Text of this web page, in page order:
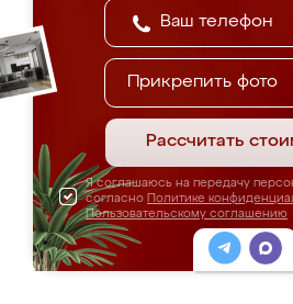
Прикрепить фото
Рассчитать
Я соглашаюсь на передачу
согласно Политике
Пользовательскому соглашению